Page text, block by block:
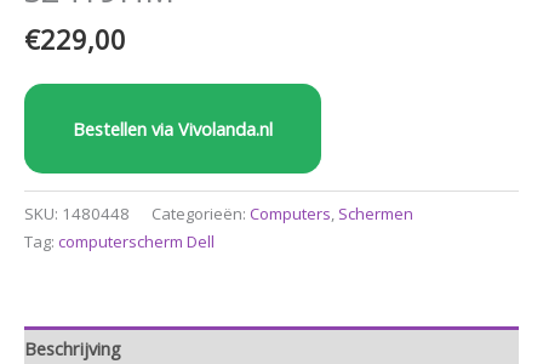
€229,00
Bestellen via Vivolanda.nl
SKU: 1480448 Categorieën: Computers, Schermen
Tag: computerscherm Dell
Beschrijving